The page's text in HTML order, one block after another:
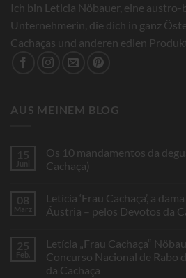
Ich bin Leticia Nöbauer, eine austro-
Unternehmerin, die dich in ganz
Cachaças und anderen edlen
AUS MEINEM BLOG
15
Juni
Os 10 mandamentos da
Cachaça)
Os
10
degustação
(e
da
Frau
08
März
Letícia ‘Frau Cachaça’, a
Áustria – pelos Devotos da
Letícia
‘Frau
Cachaça’,
25
Feb.
Letícia „Frau Cachaça“
Concurso Nacional de Rabo
da Cachaça